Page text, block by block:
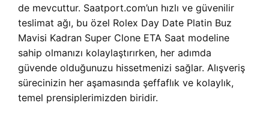
de mevcuttur. Saatport.com’un hızlı ve güvenilir
teslimat ağı, bu özel Rolex Day Date Platin Buz
Mavisi Kadran Super Clone ETA Saat modeline
sahip olmanızı kolaylaştırırken, her adımda
güvende olduğunuzu hissetmenizi sağlar. Alışveriş
sürecinizin her aşamasında şeffaflık ve kolaylık,
temel prensiplerimizden biridir.